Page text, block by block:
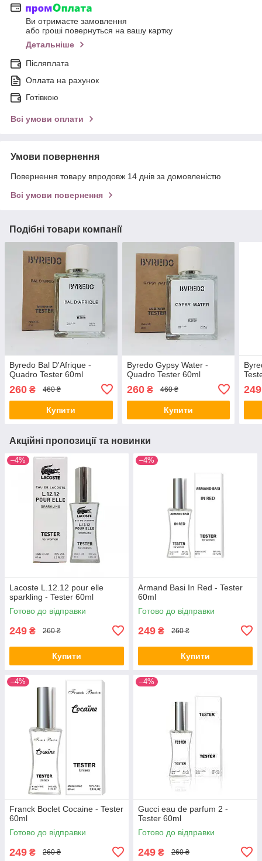
Ви отримаєте замовлення
або гроші повернуться на вашу картку
Детальніше
Післяплата
Оплата на рахунок
Готівкою
Всі умови оплати
Умови повернення
Повернення товару впродовж 14 днів за домовленістю
Всі умови повернення
Подібні товари компанії
Byredo Bal D'Afrique -
Quadro Tester 60ml
260 ₴ 460 ₴
Купити
Byredo Gypsy Water -
Quadro Tester 60ml
260₴ 460 ₴
Купити
249
Акційні пропозиції та новинки
–4%
Lacoste L.12.12 pour elle
sparkling - Tester 60ml
Готово до відправки
249 ₴ 260 ₴
Купити
–4%
Armand Basi In Red - Tester
60ml
Готово до відправки
249 ₴ 260 ₴
Купити
–4%
Franck Boclet Cocaine - Tester
60ml
Готово до відправки
249 ₴ 260 ₴
–4%
Gucci eau de parfum 2 -
Tester 60ml
Готово до відправки
249 ₴ 260 ₴